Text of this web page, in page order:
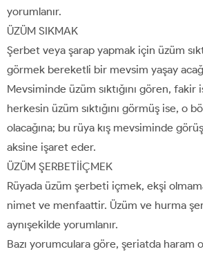
yorumlanır.
ÜZÜM SIKMAK
Şerbet veya şarap yapmak için üzüm
görmek bereketli bir mevsim yaşay
Mevsiminde üzüm sıktığını gören, fakir
herkesin üzüm sıktığını görmüş ise, o
olacağına; bu rüya kış mevsiminde
aksine işaret eder.
ÜZÜM ŞERBETİİÇMEK
Rüyada üzüm şerbeti içmek, ekşi
nimet ve menfaattir. Üzüm ve hurma
aynışekilde yorumlanır.
Bazı yorumculara göre, şeriatda haram